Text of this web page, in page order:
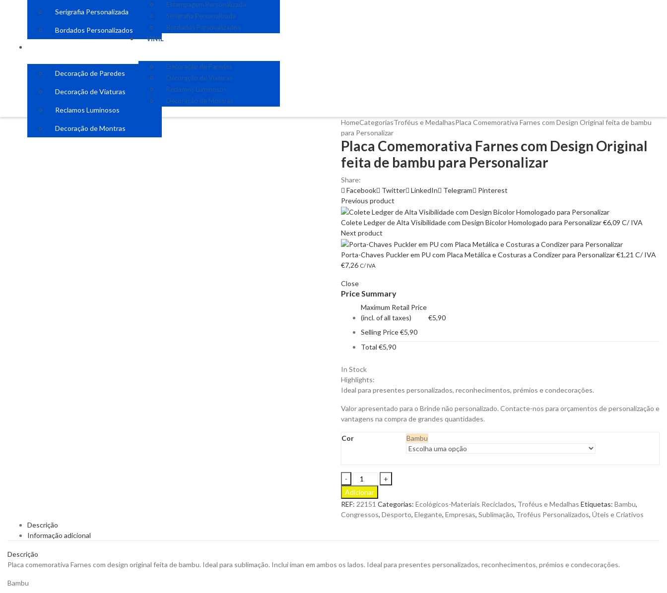
Serigrafia Personalizada
Bordados Personalizados
Decoração de Paredes
Decoração de Viaturas
Reclamos Luminosos
Decoração de Montras
Estampagem Personalizada
Serigrafia Personalizada
Bordados Personalizados
VINIL
Decoração de Paredes
Decoração de Viaturas
Reclamos Luminosos
Decoração de Montras
HomeCategoriasTroféus e MedalhasPlaca Comemorativa Farnes com Design Original feita de bambu
para Personalizar
Placa Comemorativa Farnes com Design Original
feita de bambu para Personalizar
Share:
Facebook
Twitter LinkedIn Telegram
Pinterest
Previous product
Colete Ledger de Alta Visibilidade com Design Bicolor Homologado para Personalizar€6,09 C/ IVA
Next product
Porta-Chaves Puckler em PU com Placa Metálica e Costuras a Condizer para Personalizar€1,21 C/ IVA
€7,26 C/ IVA
Close
Price Summary
Maximum Retail Price
(incl. of all taxes)
€5,90
Selling Price€5,90
Total €5,90
In Stock
Highlights:
Ideal para presentes personalizados, reconhecimentos, prémios e condecorações.
Valor apresentado para o Brinde não personalizado. Contacte-nos para orçamentos de personalização e
vantagens na compra de grandes quantidades.
Cor Bambu
Placa
Comemorativa
Farnes
com
Design
Adicionar
REF: 22151 Categorias: Ecológicos-Materiais Reciclados, Troféus e Medalhas Etiquetas: Bambu,
Congressos, Desporto, Elegante, Empresas, Sublimação, Troféus Personalizados, Úteis e Criativos
Descrição
Informação adicional
Descrição
Placa comemorativa Farnes com design original feita de bambu. Ideal para sublimação. Inclui íman em ambos os lados. Ideal para presentes personalizados, reconhecimentos, prémios e condecorações.
Bambu